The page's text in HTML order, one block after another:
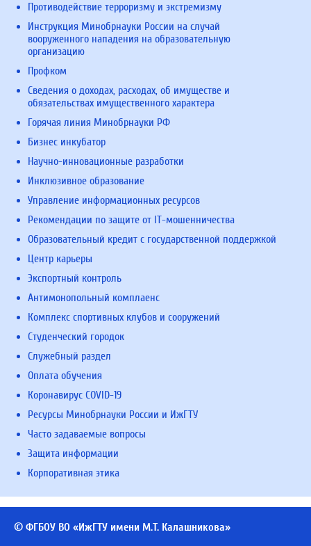
Противодействие терроризму и экстремизму
Инструкция Минобрнауки России на случай
вооруженного нападения на образовательную
организацию
Профком
Сведения о доходах, расходах, об имуществе и
обязательствах имущественного характера
Горячая линия Минобрнауки РФ
Бизнес инкубатор
Научно-инновационные разработки
Инклюзивное образование
Управление информационных ресурсов
Рекомендации по защите от IT-мошенничества
Образовательный кредит с государственной поддержкой
Центр карьеры
Экспортный контроль
Антимонопольный комплаенс
Комплекс спортивных клубов и сооружений
Студенческий городок
Служебный раздел
Оплата обучения
Коронавирус COVID-19
Ресурсы Минобрнауки России и ИжГТУ
Часто задаваемые вопросы
Защита информации
Корпоративная этика
© ФГБОУ ВО «ИжГТУ имени М.Т. Калашникова»